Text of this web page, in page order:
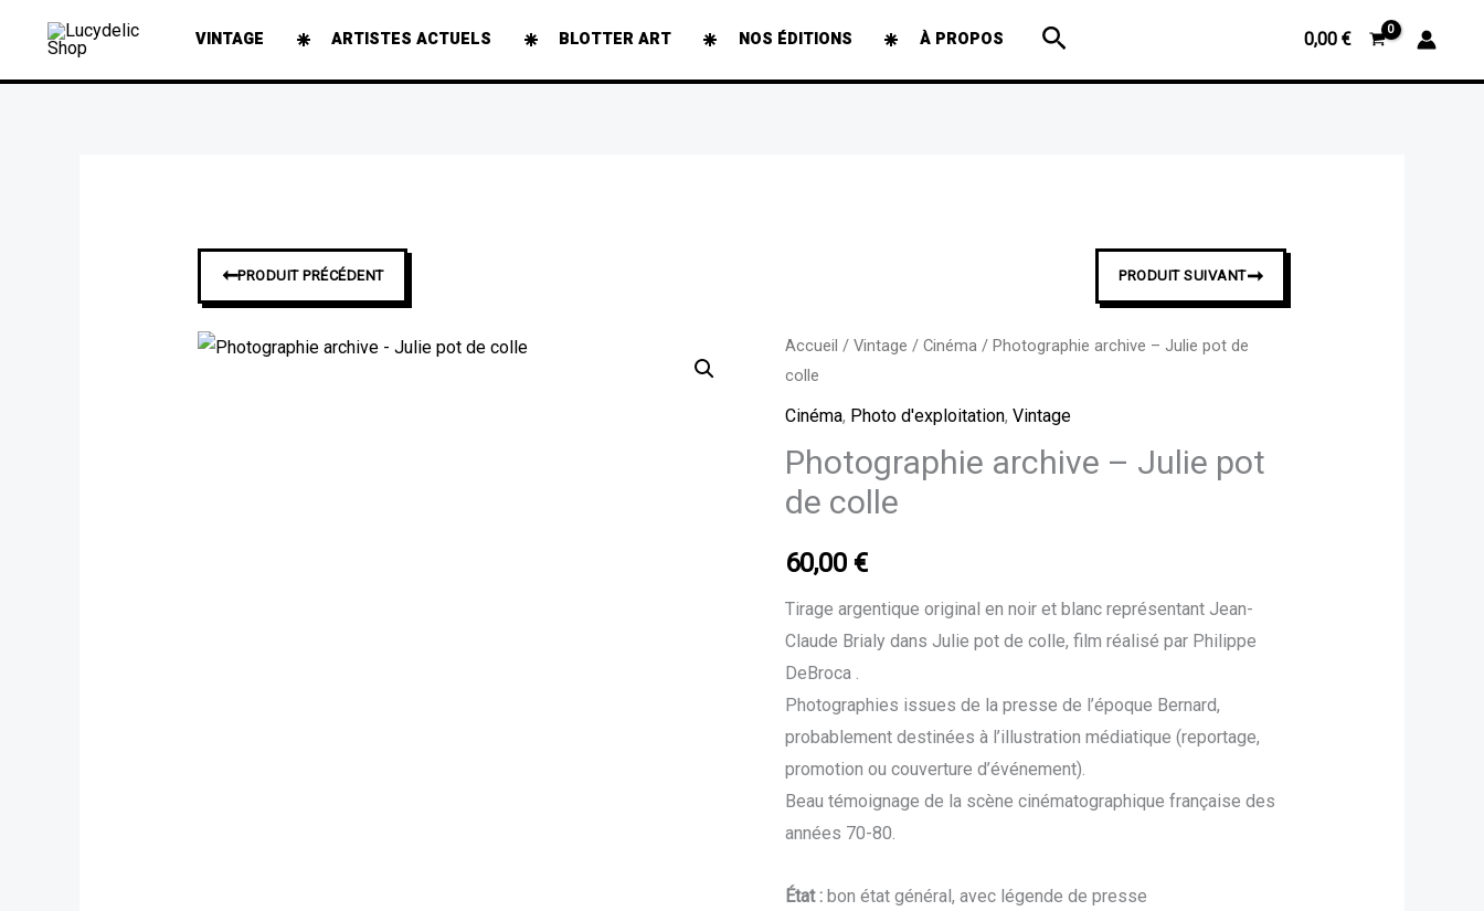
contenu
VINTAGE ARTISTES ACTUELS BLOTTER ART NOS ÉDITIONS À PROPOS Rechercher 0,00 €
➞PRODUIT PRÉCÉDENT PRODUIT SUIVANT➞
Accueil /Vintage /Cinéma / Photographie archive – Julie pot de
colle
Cinéma, Photo d'exploitation,Vintage
Photographie archive – Julie pot
de colle
60,00€
Tirage argentique original en noir et blanc représentant Jean-
Claude Brialy dans Julie pot de colle, film réalisé par Philippe
DeBroca .
Photographies issues de la presse de l’époque Bernard,
probablement destinées à l’illustration médiatique (reportage,
promotion ou couverture d’événement).
Beau témoignage de la scène cinématographique française des
années 70-80.
État : bon état général, avec légende de presse
quantité
de
Photographie
-
Julie
de
colle